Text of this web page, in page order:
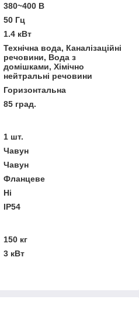
380~400 В
50 Гц
1.4 кВт
Технічна вода, Каналізаційні
речовини, Вода з
домішками, Хімічно
нейтральні речовини
Горизонтальна
85 град.
1 шт.
Чавун
Чавун
Фланцеве
Ні
IP54
150 кг
3 кВт